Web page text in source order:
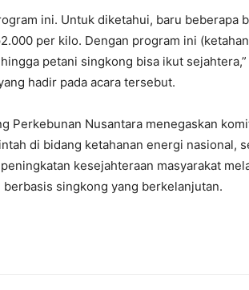
ini. Untuk diketahui, baru beberapa
per kilo. Dengan program ini
petani singkong bisa ikut
hadir pada acara tersebut.
Perkebunan Nusantara menegaskan
di bidang ketahanan energi nasional,
kesejahteraan masyarakat
singkong yang berkelanjutan.